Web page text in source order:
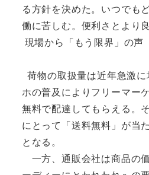
る方針を決めた。いつでも
働に苦しむ。便利さとより
現場から「もう限界」の
荷物の取扱量は近年急激
ホの普及によりフリーマー
無料で配達してもらえる。
にとって「送料無料」が当
となる。
一方、通販会社は商品の